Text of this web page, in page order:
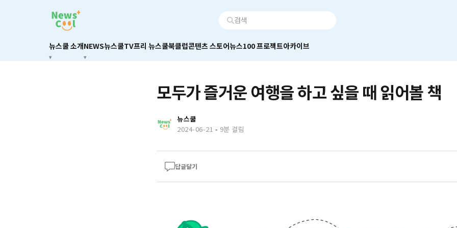
뉴스쿨 소개NEWS뉴스쿨TV프리 뉴스쿨북클럽콘텐츠 스토어뉴스100 프로젝트아카이브
모두가 즐거운 여행을 하고 싶을 때 읽어볼 책
뉴스쿨
2024-06-21 - 9분 걸림
답글달기